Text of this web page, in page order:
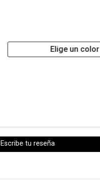
Elige un color
Escribe tu reseña